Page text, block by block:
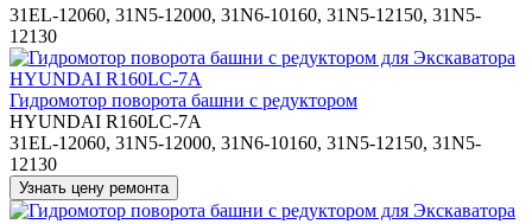
31EL-12060, 31N5-12000, 31N6-10160, 31N5-12150, 31N5-
12130
Гидромотор поворота башни с редуктором
HYUNDAI R160LC-7A
31EL-12060, 31N5-12000, 31N6-10160, 31N5-12150, 31N5-
12130